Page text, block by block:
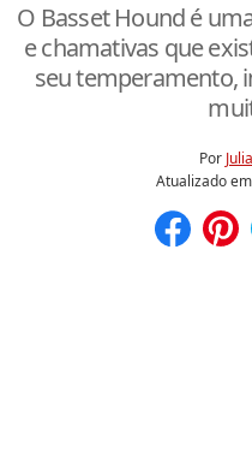
O Basset Hound é
e chamativas que
seu temperamento,
Por
Atualizado em